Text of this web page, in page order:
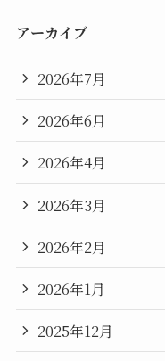
アーカイブ
2026年7月
2026年6月
2026年4月
2026年3月
2026年2月
2026年1月
2025年12月